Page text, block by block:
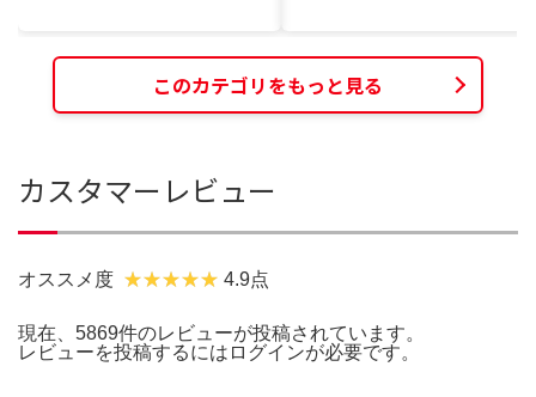
このカテゴリをもっと見る
カスタマーレビュー
オススメ度 4.9点
現在、5869件のレビューが投稿されています。
レビューを投稿するには ログインが必要です。